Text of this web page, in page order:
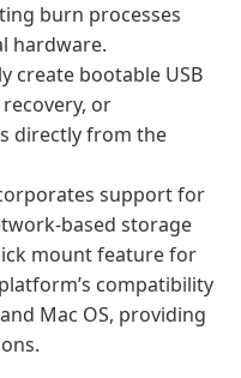
burn processes
hardware.
create bootable USB
or
directly from the
support for
based storage
mount feature for
compatibility
Mac OS, providing